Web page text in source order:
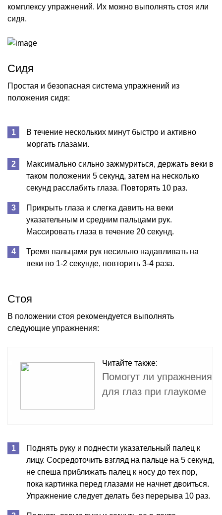
комплексу упражнений. Их можно выполнять стоя или
сидя.
Сидя
Простая и безопасная система упражнений из
положения сидя:
В течение нескольких минут быстро и активно
моргать глазами.
Максимально сильно зажмуриться, держать веки в
таком положении 5 секунд, затем на несколько
секунд расслабить глаза. Повторять 10 раз.
Прикрыть глаза и слегка давить на веки
указательным и средним пальцами рук.
Массировать глаза в течение 20 секунд.
Тремя пальцами рук несильно надавливать на
веки по 1-2 секунде, повторить 3-4 раза.
Стоя
В положении стоя рекомендуется выполнять
следующие упражнения:
Читайте также:
Помогут ли упражнения
для глаз при глаукоме
Поднять руку и поднести указательный палец к
лицу. Сосредоточить взгляд на пальце на 5 секунд,
не спеша приближать палец к носу до тех пор,
пока картинка перед глазами не начнет двоиться.
Упражнение следует делать без перерыва 10 раз.